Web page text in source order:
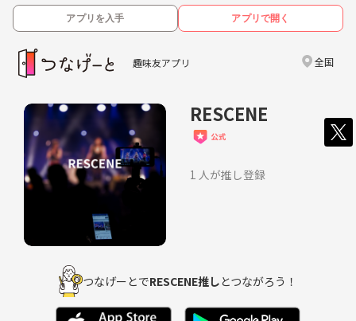
アプリを入手 アプリで開く
趣味友アプリ 全国
RESCENE
1 人が推し登録
つなげーとでRESCENE推しとつながろう！